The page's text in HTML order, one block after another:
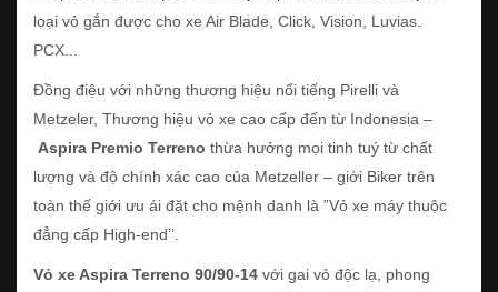
loại vỏ gắn được cho xe Air Blade, Click, Vision, Luvias.
PCX...
Đồng điệu với những thương hiệu nổi tiếng Pirelli và
Metzeler, Thương hiệu vỏ xe cao cấp đến từ Indonesia –
Aspira Premio Terreno thừa hưởng mọi tinh tuý từ chất
lượng và độ chính xác cao của Metzeller – giới Biker trên
toàn thế giới ưu ái đặt cho mệnh danh là ”Vỏ xe máy thuộc
đẳng cấp High-end’’.
Vỏ xe Aspira Terreno 90/90-14 với gai vỏ độc lạ, phong